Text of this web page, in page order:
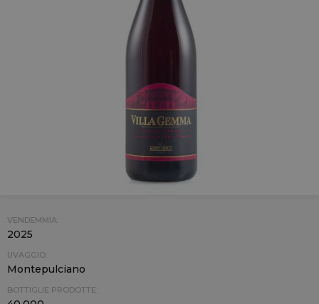
VENDEMMIA:
2025
UVAGGIO:
Montepulciano
BOTTIGLIE PRODOTTE: